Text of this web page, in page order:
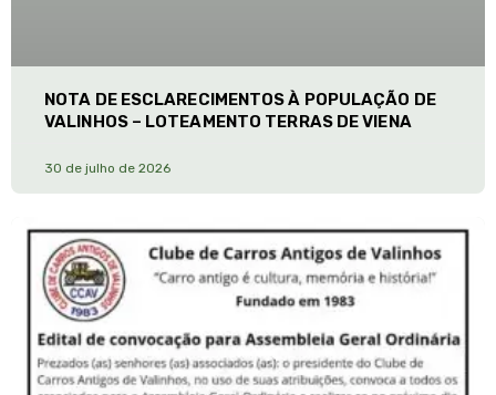
NOTA DE ESCLARECIMENTOS À POPULAÇÃO DE
VALINHOS – LOTEAMENTO TERRAS DE VIENA
30 de julho de 2026